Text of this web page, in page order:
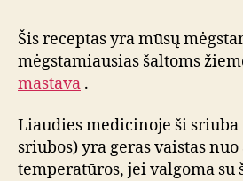
Šis receptas yra mūsų
mėgstamiausias šaltoms
mastava .
Liaudies medicinoje ši
sriubos) yra geras vaistas nuo
temperatūros, jei valgoma su